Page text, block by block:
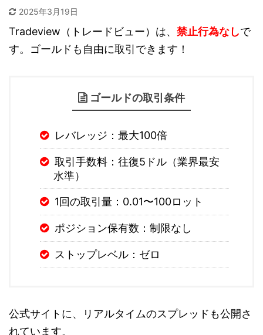
2025年3月19日
Tradeview（トレードビュー）は、 禁止行為なしで
す。ゴールドも自由に取引できます！
ゴールドの取引条件
レバレッジ：最大100倍
取引手数料：往復5ドル（業界最安
水準）
1回の取引量：0.01〜100ロット
ポジション保有数：制限なし
ストップレベル：ゼロ
公式サイトに、リアルタイムのスプレッドも公開さ
れています。